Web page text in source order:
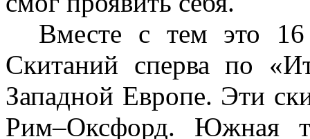
Вместе с тем это 16
Скитаний сперва по
Западной Европе. Эти
Рим–Оксфорд. Южная